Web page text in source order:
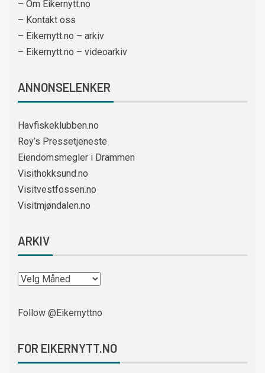
– Om Eikernytt.no
– Kontakt oss
– Eikernytt.no – arkiv
– Eikernytt.no – videoarkiv
ANNONSELENKER
Havfiskeklubben.no
Roy’s Pressetjeneste
Eiendomsmegler i Drammen
Visithokksund.no
Visitvestfossen.no
Visitmjøndalen.no
ARKIV
Follow @Eikernyttno
FOR EIKERNYTT.NO